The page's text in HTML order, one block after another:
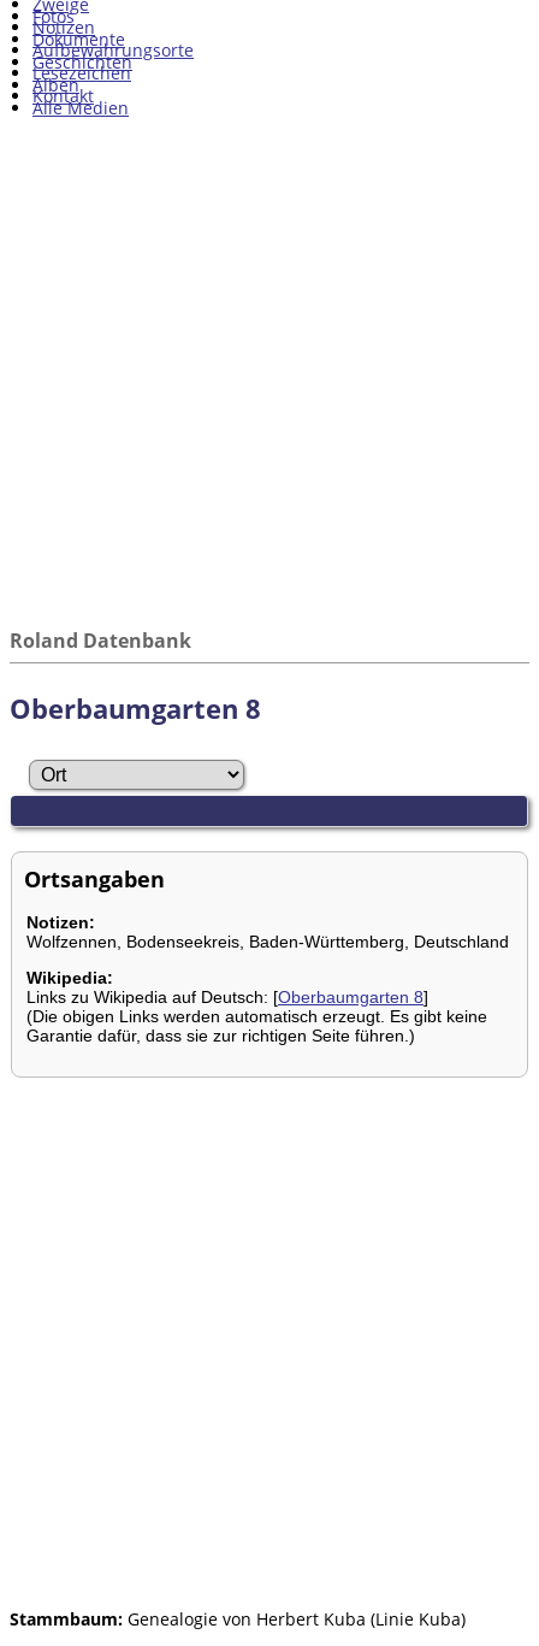
Fotos
Dokumente
Geschichten
Alben
Alle Medien
Notizen
Aufbewahrungsorte
Lesezeichen
Kontakt
Roland Datenbank
Oberbaumgarten 8
Ortsangaben
Notizen:
Wolfzennen, Bodenseekreis, Baden-Württemberg, Deutschland
Wikipedia:
Links zu Wikipedia auf Deutsch: [Oberbaumgarten 8]
(Die obigen Links werden automatisch erzeugt. Es gibt keine
Garantie dafür, dass sie zur richtigen Seite führen.)
Stammbaum: Genealogie von Herbert Kuba (Linie Kuba)